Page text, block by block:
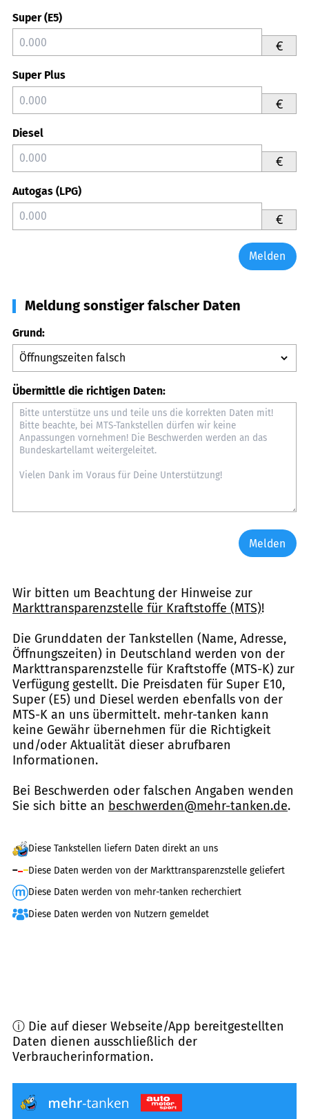
Super (E5)
€
Super Plus
€
Diesel
€
Autogas (LPG)
€
Melden
Meldung sonstiger falscher Daten
Grund:
Übermittle die richtigen Daten:
Melden
Wir bitten um Beachtung der Hinweise zur
Markttransparenzstelle für Kraftstoffe (MTS)!
Die Grunddaten der Tankstellen (Name, Adresse,
Öffnungszeiten) in Deutschland werden von der
Markttransparenzstelle für Kraftstoffe (MTS-K) zur
Verfügung gestellt. Die Preisdaten für Super E10,
Super (E5) und Diesel werden ebenfalls von der
MTS-K an uns übermittelt. mehr-tanken kann
keine Gewähr übernehmen für die Richtigkeit
und/oder Aktualität dieser abrufbaren
Informationen.
Bei Beschwerden oder falschen Angaben wenden
Sie sich bitte an beschwerden@mehr-tanken.de.
Diese Tankstellen liefern Daten direkt an uns
Diese Daten werden von der Markttransparenzstelle geliefert
Diese Daten werden von mehr-tanken recherchiert
Diese Daten werden von Nutzern gemeldet
ⓘ Die auf dieser Webseite/App bereitgestellten
Daten dienen ausschließlich der
Verbraucherinformation.